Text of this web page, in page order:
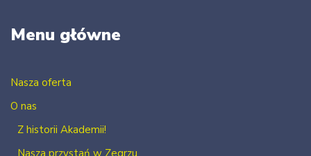
Menu główne
Nasza oferta
O nas
Z historii Akademii!
Nasza przystań w Zegrzu